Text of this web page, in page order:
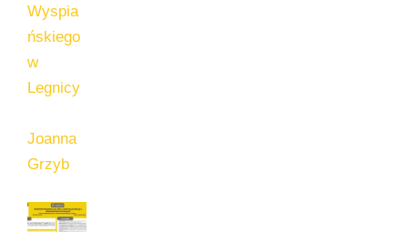
Wyspia
ńskiego
w
Legnicy
Joanna
Grzyb